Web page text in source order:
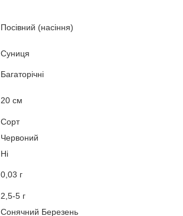
Посівний (насіння)
Суниця
Багаторічні
20 см
Сорт
Червоний
Ні
0,03 г
2,5-5 г
Сонячний Березень